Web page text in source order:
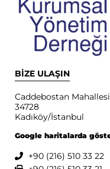
BİZE ULAŞIN
Caddebostan
34728
Kadıköy/İstanbul
Google haritalarda
+90 (216) 510 33 22